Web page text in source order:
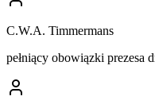
C.W.A. Timmermans
pełniący obowiązki prezesa